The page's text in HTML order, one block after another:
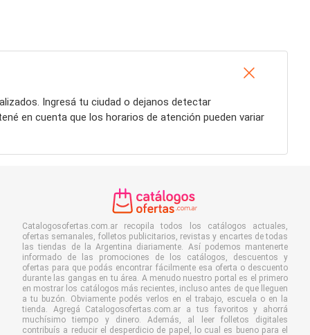
Ingresá tu ciudad o dejanos detectar
en cuenta que los horarios de atención pueden variar
Catalogosofertas.com.ar recopila todos los catálogos actuales,
ofertas semanales, folletos publicitarios, revistas y encartes de todas
las tiendas de la Argentina diariamente. Así podemos mantenerte
informado de las promociones de los catálogos, descuentos y
ofertas para que podás encontrar fácilmente esa oferta o descuento
durante las gangas en tu área. A menudo nuestro portal es el primero
en mostrar los catálogos más recientes, incluso antes de que lleguen
a tu buzón. Obviamente podés verlos en el trabajo, escuela o en la
tienda. Agregá Catalogosofertas.com.ar a tus favoritos y ahorrá
muchísimo tiempo y dinero. Además, al leer folletos digitales
contribuís a reducir el desperdicio de papel, lo cual es bueno para el